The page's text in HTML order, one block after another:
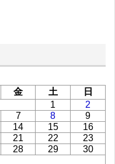
金 土
日
1
2
7 8
9
14 15
16
21 22
23
28 29
30